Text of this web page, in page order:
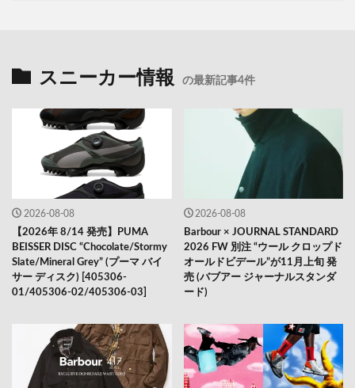
スニーカー情報 の最新記事4件
2026-08-08
【2026年 8/14 発売】PUMA
BEISSER DISC “Chocolate/Stormy
Slate/Mineral Grey” (プーマ バイ
サー ディスク) [405306-
01/405306-02/405306-03]
2026-08-08
Barbour × JOURNAL STANDARD
2026 FW 別注 “ウール クロップド
オールドビデール”が11月上旬 発
売 (バブアー ジャーナルスタンダ
ード)